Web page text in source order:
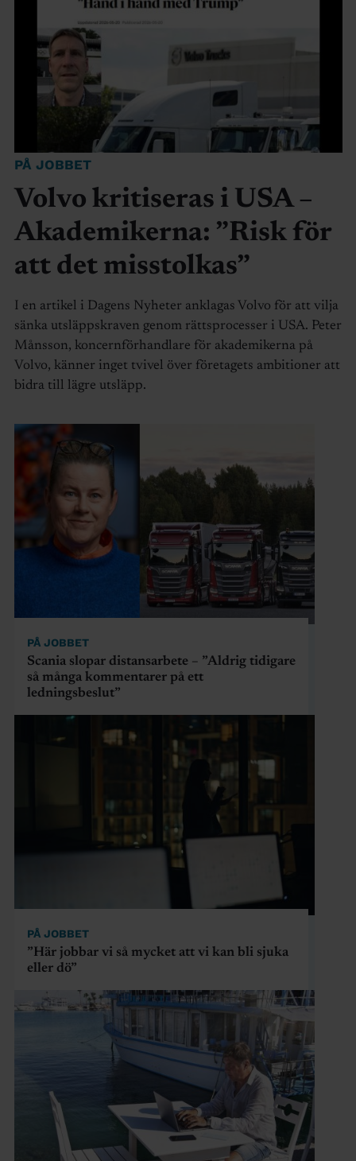
PÅ JOBBET
Volvo kritiseras i USA –
Akademikerna: ”Risk för
att det misstolkas”
I en artikel i Dagens Nyheter anklagas Volvo för att vilja
sänka utsläppskraven genom rättsprocesser i USA. Peter
Månsson, koncernförhandlare för akademikerna på
Volvo, känner inget tvivel över företagets ambitioner att
bidra till lägre utsläpp.
PÅ JOBBET
Scania slopar distansarbete – ”Aldrig tidigare
så många kommentarer på ett
ledningsbeslut”
PÅ JOBBET
”Här jobbar vi så mycket att vi kan bli sjuka
eller dö”